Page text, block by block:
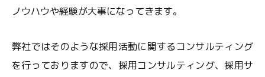
ノウハウや経験が大事になってきます。
弊社ではそのような採用活動に関するコンサルティング
を行っておりますので、採用コンサルティング、採用サ